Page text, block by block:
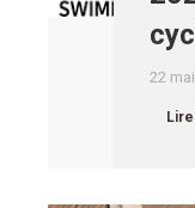
22